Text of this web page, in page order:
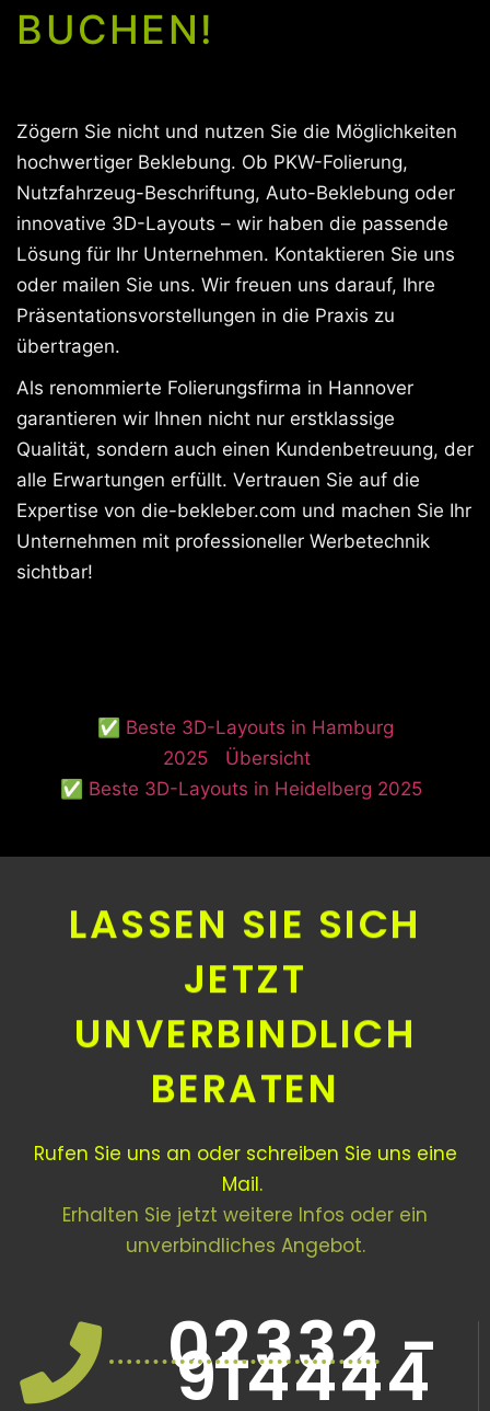
BUCHEN!
Zögern Sie nicht und nutzen Sie die Möglichkeiten
hochwertiger Beklebung. Ob PKW-Folierung,
Nutzfahrzeug-Beschriftung, Auto-Beklebung oder
innovative 3D-Layouts – wir haben die passende
Lösung für Ihr Unternehmen. Kontaktieren Sie uns
oder mailen Sie uns. Wir freuen uns darauf, Ihre
Präsentationsvorstellungen in die Praxis zu
übertragen.
Als renommierte Folierungsfirma in Hannover
garantieren wir Ihnen nicht nur erstklassige
Qualität, sondern auch einen Kundenbetreuung, der
alle Erwartungen erfüllt. Vertrauen Sie auf die
Expertise von die-bekleber.com und machen Sie Ihr
Unternehmen mit professioneller Werbetechnik
sichtbar!
✅ Beste 3D-Layouts in Hamburg
2025
Übersicht
✅ Beste 3D-Layouts in Heidelberg 2025
LASSEN SIE SICH
JETZT
UNVERBINDLICH
BERATEN
Rufen Sie uns an oder schreiben Sie uns eine
Mail.
Erhalten Sie jetzt weitere Infos oder ein
unverbindliches Angebot.
02332 -
914444